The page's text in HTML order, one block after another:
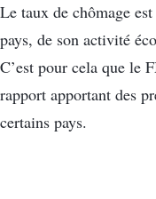
Le taux de chômage
pays, de son activité
C’est pour cela que le
rapport apportant des
certains pays.